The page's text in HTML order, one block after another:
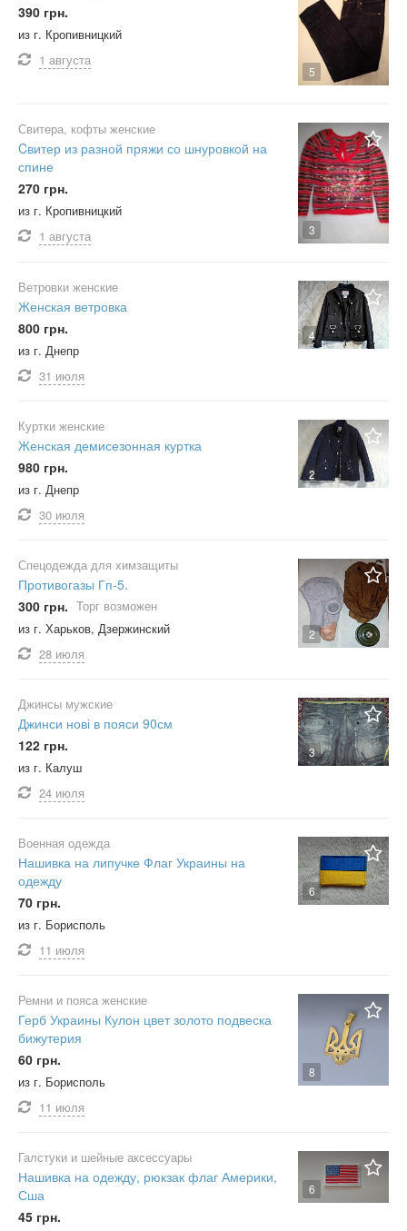
5
390 грн.
из г. Кропивницкий
1 августа
3
Свитера, кофты женские
Cвитер из разной пряжи со шнуровкой на
спине
270 грн.
из г. Кропивницкий
1 августа
4
Ветровки женские
Женская ветровка
800 грн.
из г. Днепр
31 июля
2
Куртки женские
Женская демисезонная куртка
980 грн.
из г. Днепр
30 июля
2
Спецодежда для химзащиты
Противогазы Гп-5.
300 грн. Торг возможен
из г. Харьков, Дзержинский
28 июля
3
Джинсы мужские
Джинси нові в пояси 90см
122 грн.
из г. Калуш
24 июля
6
Военная одежда
Нашивка на липучке Флаг Украины на
одежду
70 грн.
из г. Борисполь
11 июля
8
Ремни и пояса женские
Герб Украины Кулон цвет золото подвеска
бижутерия
60 грн.
из г. Борисполь
11 июля
6
Галстуки и шейные аксессуары
Нашивка на одежду, рюкзак флаг Америки,
Сша
45 грн.